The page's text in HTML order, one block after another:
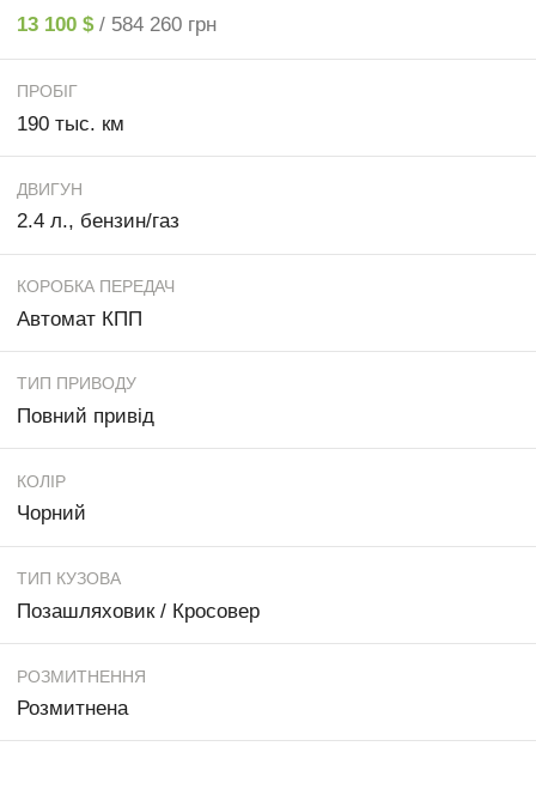
13 100 $ / 584 260 грн
ПРОБІГ
190 тыс. км
ДВИГУН
2.4 л., бензин/газ
КОРОБКА ПЕРЕДАЧ
Автомат КПП
ТИП ПРИВОДУ
Повний привід
КОЛІР
Чорний
ТИП КУЗОВА
Позашляховик / Кросовер
РОЗМИТНЕННЯ
Розмитнена